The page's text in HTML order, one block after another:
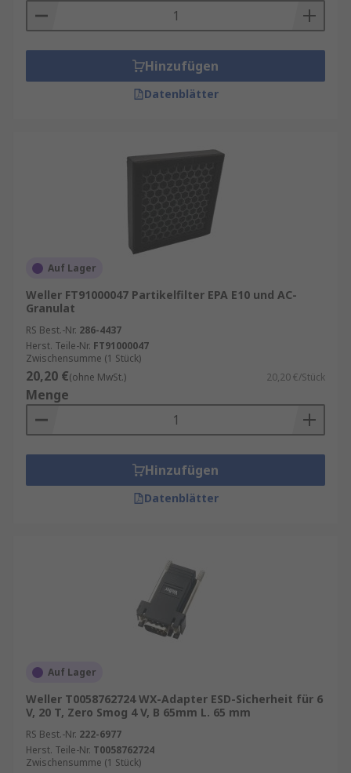
Hinzufügen
Datenblätter
Auf Lager
Weller FT91000047 Partikelfilter EPA E10 und AC-
Granulat
RS Best.-Nr. 286-4437
Herst. Teile-Nr. FT91000047
Zwischensumme (1 Stück)
20,20 €(ohne MwSt.) 20,20 €/Stück
Menge
Hinzufügen
Datenblätter
Auf Lager
Weller T0058762724 WX-Adapter ESD-Sicherheit für 6
V, 20 T, Zero Smog 4 V, B 65mm L. 65 mm
RS Best.-Nr. 222-6977
Herst. Teile-Nr. T0058762724
Zwischensumme (1 Stück)